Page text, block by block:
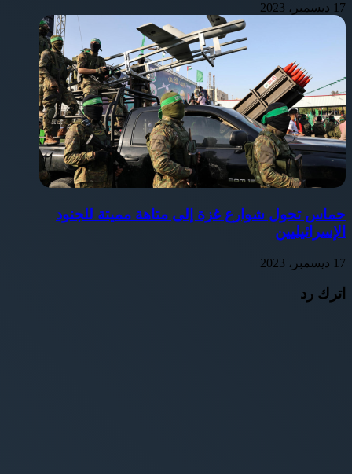
17 ديسمبر، 2023
حماس تحول شوارع غزة إلى متاهة مميتة للجنود
الإسرائيليين
17 ديسمبر، 2023
اترك رد